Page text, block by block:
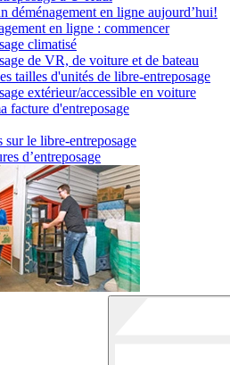
déménagement en ligne aujourd’hui!
en ligne : commencer
climatisé
de VR, de voiture et de bateau
tailles d'unités de libre-entreposage
extérieur/accessible en voiture
facture d'entreposage
sur le libre-entreposage
d’entreposage